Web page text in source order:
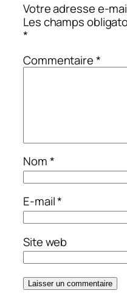
Votre adresse e-
Les champs
*
Commentaire*
Nom*
E-mail*
Site web